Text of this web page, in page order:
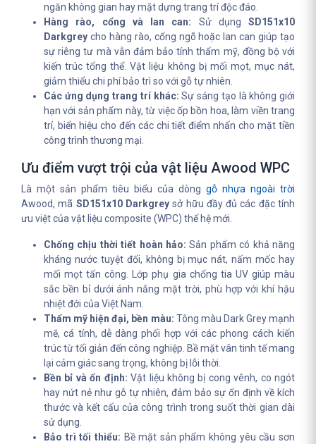
ngăn không gian hay mặt dựng trang trí độc đáo.
Hàng rào, cổng và lan can: Sử dụng SD151x10
Darkgrey cho hàng rào, cổng ngõ hoặc lan can giúp tạo
sự riêng tư mà vẫn đảm bảo tính thẩm mỹ, đồng bộ với
kiến trúc tổng thể. Vật liệu không bị mối mọt, mục nát,
giảm thiểu chi phí bảo trì so với gỗ tự nhiên.
Các ứng dụng trang trí khác: Sự sáng tạo là không giới
hạn với sản phẩm này, từ việc ốp bồn hoa, làm viền trang
trí, biển hiệu cho đến các chi tiết điểm nhấn cho mặt tiền
công trình thương mại.
Ưu điểm vượt trội của vật liệu Awood WPC
Là một sản phẩm tiêu biểu của dòng gỗ nhựa ngoài trời
Awood, mã SD151x10 Darkgreysở hữu đầy đủ các đặc tính
ưu việt của vật liệu composite (WPC) thế hệ mới.
Chống chịu thời tiết hoàn hảo: Sản phẩm có khả năng
kháng nước tuyệt đối, không bị mục nát, nấm mốc hay
mối mọt tấn công. Lớp phụ gia chống tia UV giúp màu
sắc bền bỉ dưới ánh nắng mặt trời, phù hợp với khí hậu
nhiệt đới của Việt Nam.
Thẩm mỹ hiện đại, bền màu: Tông màu Dark Grey mạnh
mẽ, cá tính, dễ dàng phối hợp với các phong cách kiến
trúc từ tối giản đến công nghiệp. Bề mặt vân tinh tế mang
lại cảm giác sang trọng, không bị lỗi thời.
Bền bỉ và ổn định: Vật liệu không bị cong vênh, co ngót
hay nứt nẻ như gỗ tự nhiên, đảm bảo sự ổn định về kích
thước và kết cấu của công trình trong suốt thời gian dài
sử dụng.
Bảo trì tối thiểu: Bề mặt sản phẩm không yêu cầu sơn